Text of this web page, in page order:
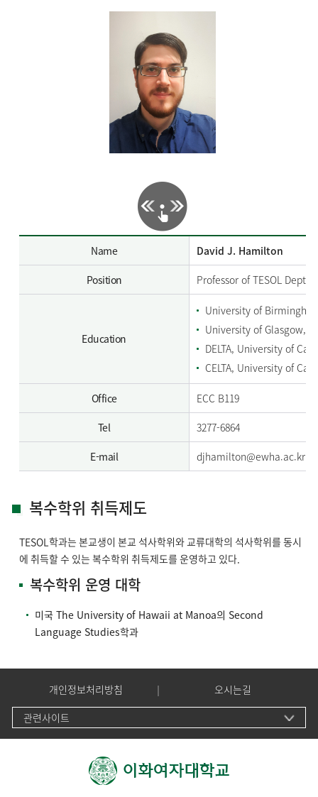
Name David J. Hamilton
Position Professor of TESOL Dept.
Education
University of
University of Glasgow,
DELTA, University of
CELTA, University of
Office ECC B119
Tel 3277-6864
E-mail djhamilton@ewha.ac.kr
복수학위 취득제도
TESOL학과는 본교생이 본교 석사학위와 교류대학의 석사학위를 동시
에 취득할 수 있는 복수학위 취득제도를 운영하고 있다.
복수학위 운영 대학
미국 The University of Hawaii at Manoa의 Second
Language Studies학과
개인정보처리방침
오시는길
관련사이트